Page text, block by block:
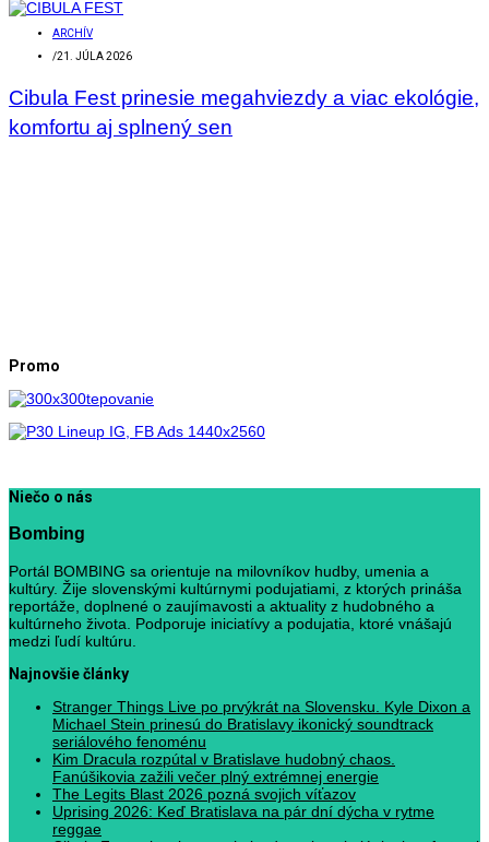
ARCHÍV
/21. JÚLA 2026
Cibula Fest prinesie megahviezdy a viac ekológie,
komfortu aj splnený sen
Promo
Niečo o nás
Bombing
Portál BOMBING sa orientuje na milovníkov hudby, umenia a
kultúry. Žije slovenskými kultúrnymi podujatiami, z ktorých prináša
reportáže, doplnené o zaujímavosti a aktuality z hudobného a
kultúrneho života. Podporuje iniciatívy a podujatia, ktoré vnášajú
medzi ľudí kultúru.
Najnovšie články
Stranger Things Live po prvýkrát na Slovensku. Kyle Dixon a
Michael Stein prinesú do Bratislavy ikonický soundtrack
seriálového fenoménu
Kim Dracula rozpútal v Bratislave hudobný chaos.
Fanúšikovia zažili večer plný extrémnej energie
The Legits Blast 2026 pozná svojich víťazov
Uprising 2026: Keď Bratislava na pár dní dýcha v rytme
reggae